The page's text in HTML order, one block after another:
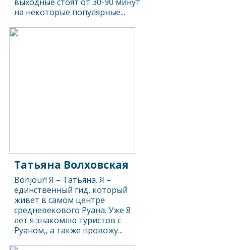
на некоторые популярные...
Татьяна Волховская
Bonjour! Я – Татьяна. Я –
единственный гид, который
живет в самом центре
средневекового Руана. Уже 8
лет я знакомлю туристов с
Руаном,, а также провожу...